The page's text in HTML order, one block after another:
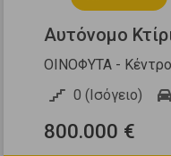
Αυτόνομο
ΟΙΝΟΦΥΤΑ - Κέντρο
0 (Ισόγειο)
800.000 €